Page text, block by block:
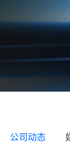
公司动态